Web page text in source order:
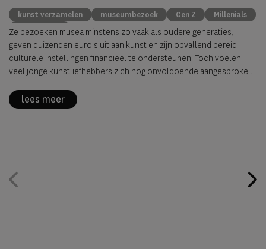
kunst verzamelen museumbezoek Gen Z
Millenials
kunstmarkt
Ze bezoeken musea minstens zo vaak als oudere generaties,
geven duizenden euro's uit aan kunst en zijn opvallend bereid
culturele instellingen financieel te ondersteunen. Toch voelen
veel jonge kunstliefhebbers zich nog onvoldoende aangesproken
Avant Arte, waarvoor ruim 2.000 verzamelaars, kunstliefhebbers
en professionals uit 62 landen werden ondervraagd.
lees meer